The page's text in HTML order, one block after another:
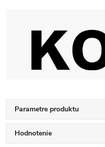
Parametre produktu
Hodnotenie